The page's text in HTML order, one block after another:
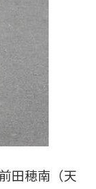
前田穂南（天